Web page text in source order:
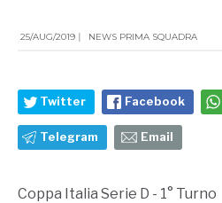
25/AUG/2019 | NEWS PRIMA SQUADRA
Twitter Facebook
Telegram Email
Coppa Italia Serie D - 1° Turno